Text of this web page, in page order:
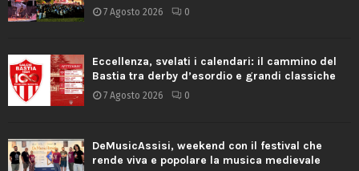
7 Agosto 2026 0
Eccellenza, svelati i calendari: il cammino del
Bastia tra derby d’esordio e grandi classiche
7 Agosto 2026 0
DeMusicAssisi, weekend con il festival che
rende viva e popolare la musica medievale